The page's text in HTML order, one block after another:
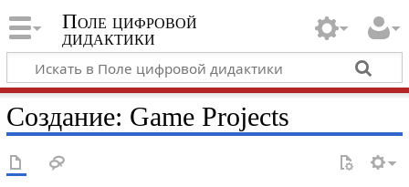
Поле цифровой
дидактики
Создание: Game Projects